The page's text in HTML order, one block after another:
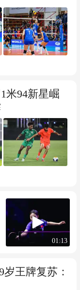
米94新星崛
01:13
王牌复苏：